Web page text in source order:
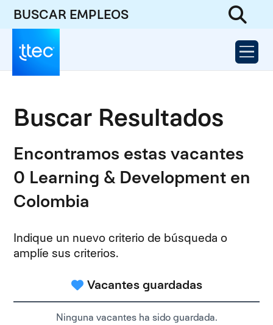
BUSCAR EMPLEOS
Buscar Resultados
Encontramos estas vacantes
0 Learning & Development en
Colombia
Indique un nuevo criterio de búsqueda o
amplíe sus criterios.
Vacantes guardadas
Ninguna vacantes ha sido guardada.